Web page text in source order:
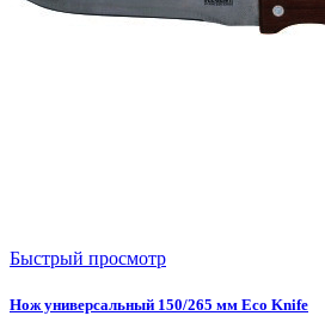
Быстрый просмотр
Нож универсальный 150/265 мм Eco Knife